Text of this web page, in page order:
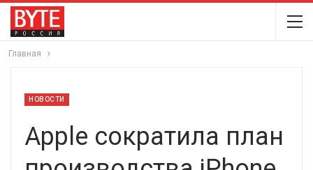
Главная
НОВОСТИ
Apple сократила план